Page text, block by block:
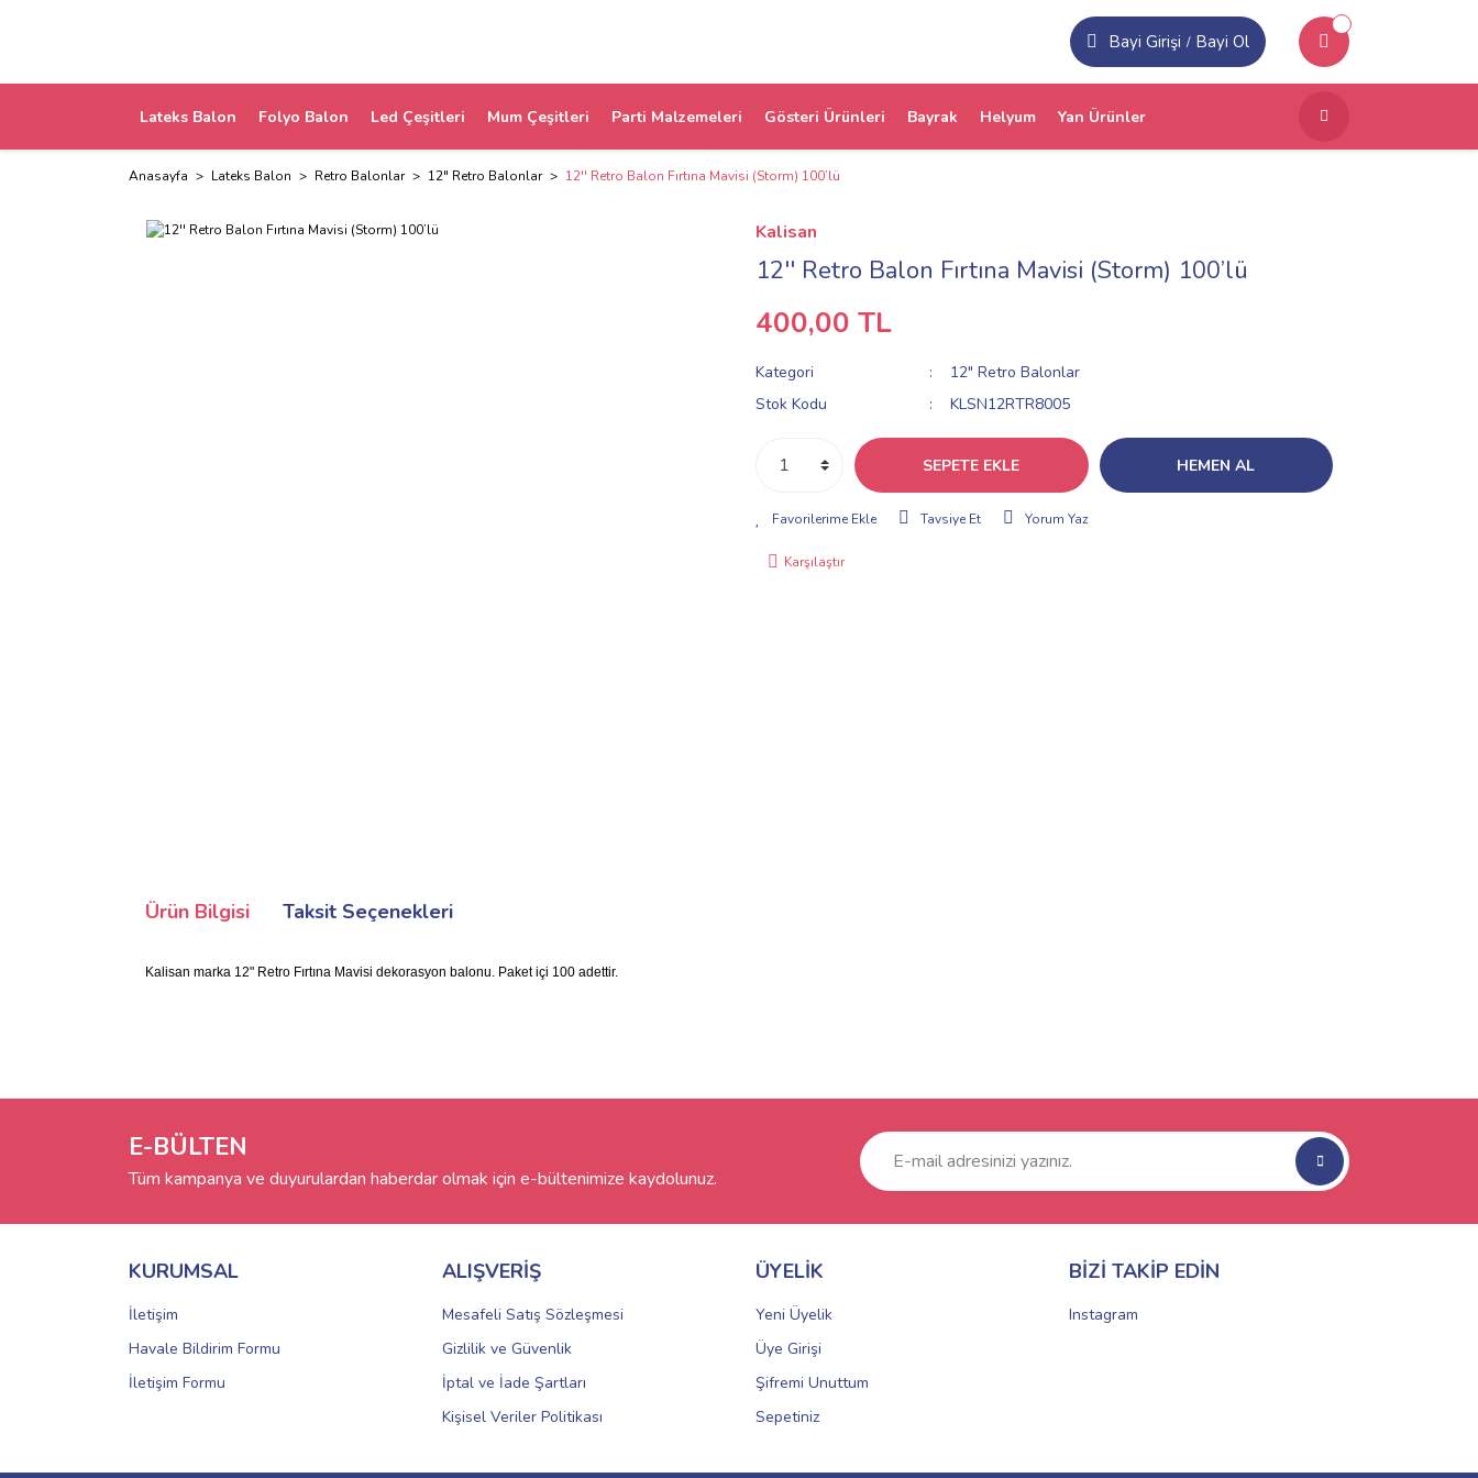
Bayi Girişi / Bayi Ol
Lateks Balon Folyo Balon Led Çeşitleri Mum Çeşitleri Parti Malzemeleri Gösteri Ürünleri Bayrak Helyum Yan Ürünler
Anasayfa Lateks Balon Retro Balonlar 12" Retro Balonlar 12'' Retro Balon Fırtına Mavisi (Storm) 100’lü
Kalisan
12'' Retro Balon Fırtına Mavisi (Storm) 100’lü
400,00 TL
Kategori
12" Retro Balonlar
Stok Kodu
KLSN12RTR8005
SEPETE EKLE HEMEN AL
Tavsiye Et Yorum Yaz
Karşılaştır
Ürün Bilgisi Taksit Seçenekleri
Kalisan marka 12" Retro Fırtına Mavisi dekorasyon balonu. Paket içi 100 adettir.
E-BÜLTEN
Tüm kampanya ve duyurulardan haberdar olmak için e-bültenimize kaydolunuz.
KURUMSAL
İletişim
Havale Bildirim Formu
İletişim Formu
ALIŞVERİŞ
Mesafeli Satış Sözleşmesi
Gizlilik ve Güvenlik
İptal ve İade Şartları
Kişisel Veriler Politikası
ÜYELİK
Yeni Üyelik
Üye Girişi
Şifremi Unuttum
Sepetiniz
BİZİ TAKİP EDİN
Instagram